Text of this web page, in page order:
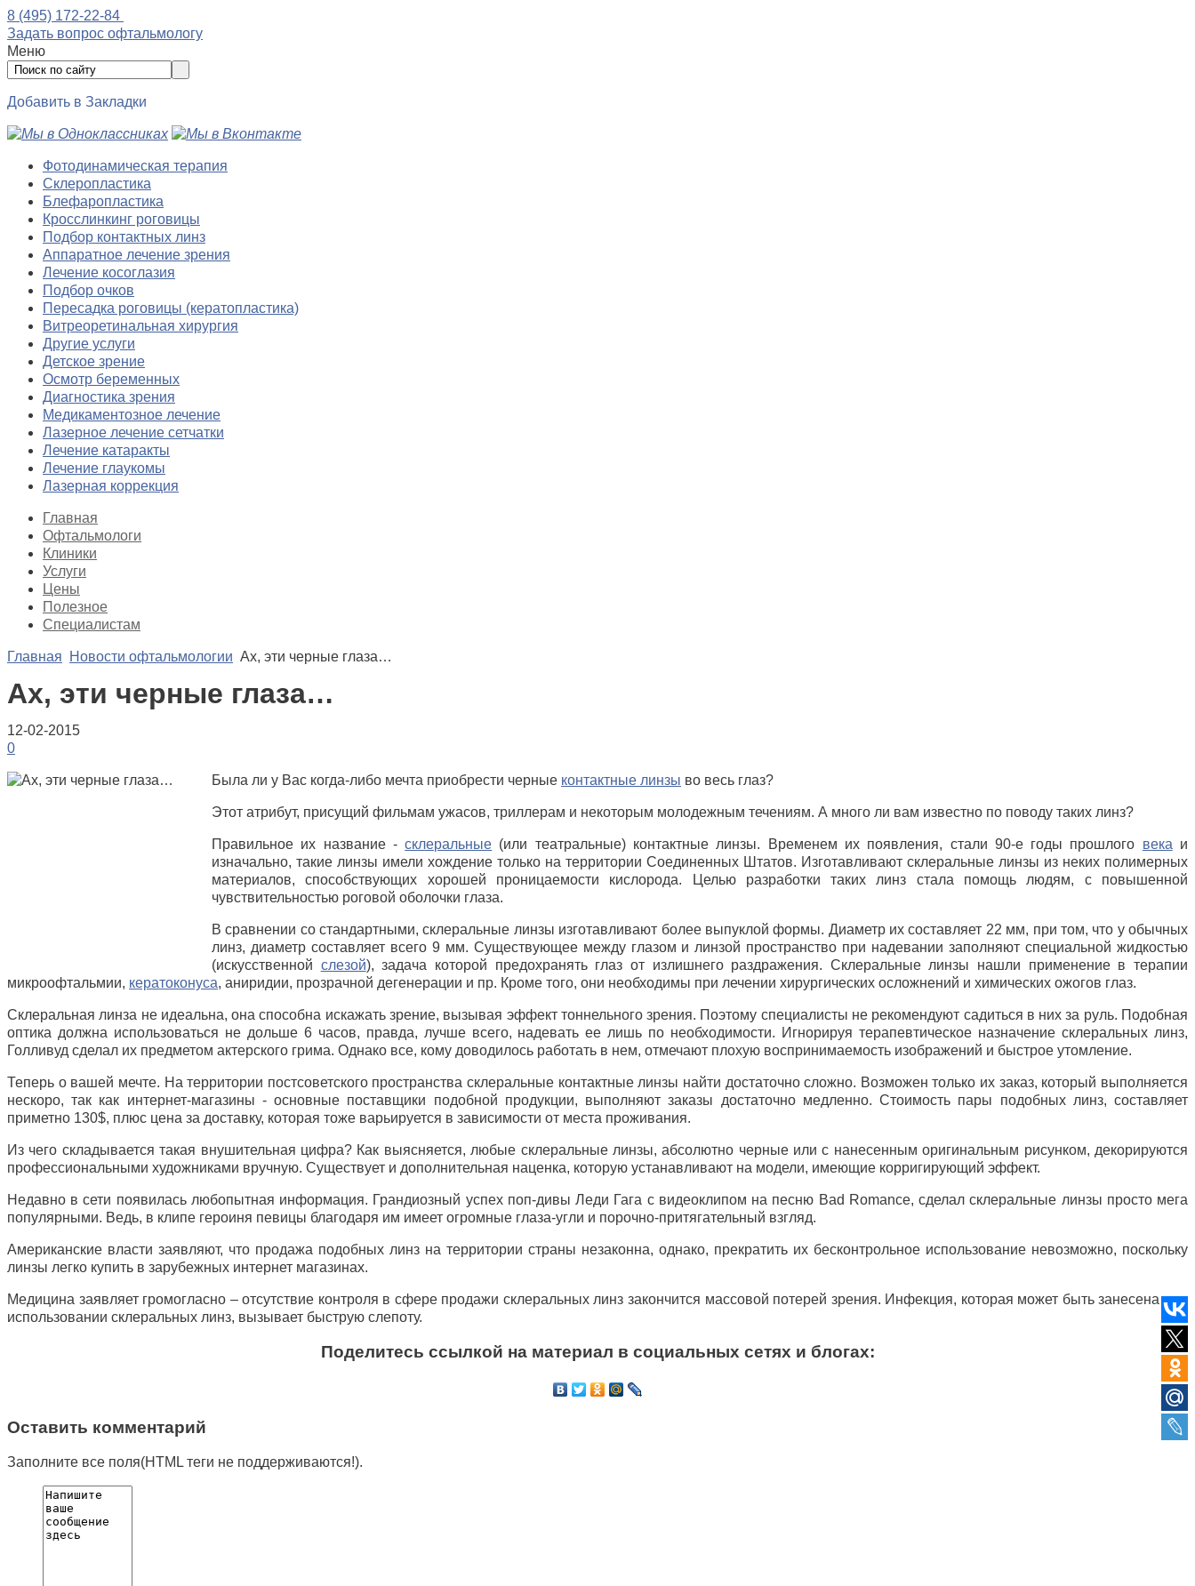
8 (495) 172-22-84
Задать вопрос офтальмологу
Меню
Добавить в Закладки
Фотодинамическая терапия
Склеропластика
Блефаропластика
Кросслинкинг роговицы
Подбор контактных линз
Аппаратное лечение зрения
Лечение косоглазия
Подбор очков
Пересадка роговицы (кератопластика)
Витреоретинальная хирургия
Другие услуги
Детское зрение
Осмотр беременных
Диагностика зрения
Медикаментозное лечение
Лазерное лечение сетчатки
Лечение катаракты
Лечение глаукомы
Лазерная коррекция
Главная
Офтальмологи
Клиники
Услуги
Цены
Полезное
Специалистам
Главная Новости офтальмологии Ах, эти черные глаза…
Ах, эти черные глаза…
12-02-2015
0
Была ли у Вас когда-либо мечта приобрести черные контактные линзы во весь глаз?
Этот атрибут, присущий фильмам ужасов, триллерам и некоторым молодежным течениям. А много ли вам известно по поводу таких линз?
Правильное их название -склеральные (или театральные) контактные линзы. Временем их появления, стали 90-е годы прошлого века и
изначально, такие линзы имели хождение только на территории Соединенных Штатов. Изготавливают склеральные линзы из неких полимерных
материалов, способствующих хорошей проницаемости кислорода. Целью разработки таких линз стала помощь людям, с повышенной
чувствительностью роговой оболочки глаза.
В сравнении со стандартными, склеральные линзы изготавливают более выпуклой формы. Диаметр их составляет 22 мм, при том, что у обычных
линз, диаметр составляет всего 9 мм. Существующее между глазом и линзой пространство при надевании заполняют специальной жидкостью
(искусственной слезой), задача которой предохранять глаз от излишнего раздражения. Склеральные линзы нашли применение в терапии
микроофтальмии, кератоконуса, аниридии, прозрачной дегенерации и пр. Кроме того, они необходимы при лечении хирургических осложнений и химических ожогов глаз.
Склеральная линза не идеальна, она способна искажать зрение, вызывая эффект тоннельного зрения. Поэтому специалисты не рекомендуют садиться в них за руль. Подобная
оптика должна использоваться не дольше 6 часов, правда, лучше всего, надевать ее лишь по необходимости. Игнорируя терапевтическое назначение склеральных линз,
Голливуд сделал их предметом актерского грима. Однако все, кому доводилось работать в нем, отмечают плохую воспринимаемость изображений и быстрое утомление.
Теперь о вашей мечте. На территории постсоветского пространства склеральные контактные линзы найти достаточно сложно. Возможен только их заказ, который выполняется
нескоро, так как интернет-магазины - основные поставщики подобной продукции, выполняют заказы достаточно медленно. Стоимость пары подобных линз, составляет
приметно 130$, плюс цена за доставку, которая тоже варьируется в зависимости от места проживания.
Из чего складывается такая внушительная цифра? Как выясняется, любые склеральные линзы, абсолютно черные или с нанесенным оригинальным рисунком, декорируются
профессиональными художниками вручную. Существует и дополнительная наценка, которую устанавливают на модели, имеющие корригирующий эффект.
Недавно в сети появилась любопытная информация. Грандиозный успех поп-дивы Леди Гага с видеоклипом на песню Bad Romance, сделал склеральные линзы просто мега
популярными. Ведь, в клипе героиня певицы благодаря им имеет огромные глаза-угли и порочно-притягательный взгляд.
Американские власти заявляют, что продажа подобных линз на территории страны незаконна, однако, прекратить их бесконтрольное использование невозможно, поскольку
линзы легко купить в зарубежных интернет магазинах.
Медицина заявляет громогласно – отсутствие контроля в сфере продажи склеральных линз закончится массовой потерей зрения. Инфекция, которая может быть занесена при
использовании склеральных линз, вызывает быструю слепоту.
Поделитесь ссылкой на материал в социальных сетях и блогах:
Оставить комментарий
Заполните все поля(HTML теги не поддерживаются!).